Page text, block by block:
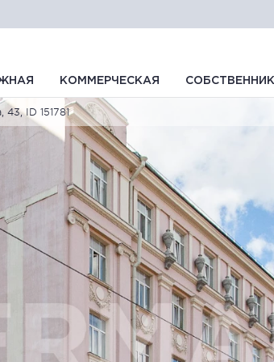
КОММЕРЧЕСКАЯ
43, ID 151781